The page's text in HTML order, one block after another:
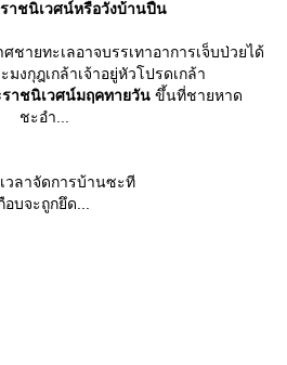
าชนิเวศน์หรือวังบ้านปืน
ายทะเลอาจบรรเทาอาการเจ็บป่วยได้
มงกุฎเกล้าเจ้าอยู่หัวโปรดเกล้า
าชนิเวศน์มฤคทายวัน ขึ้นที่ชายหาด
ชะอำ...
วลาจัดการบ้านซะที
บจะถูกยึด...